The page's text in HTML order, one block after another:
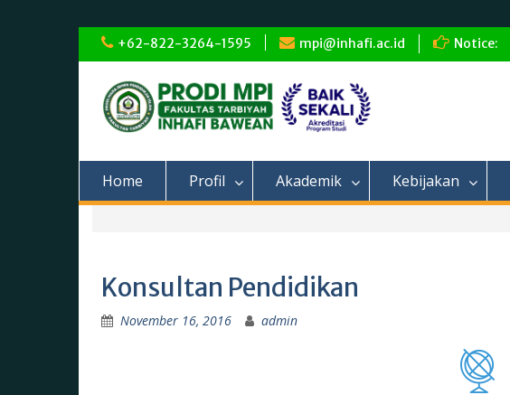
Skip
+62-822-3264-1595 mpi@inhafi.ac.id Notice:
Home Profil Akademik Kebijakan
Konsultan Pendidikan
November 16, 2016 admin